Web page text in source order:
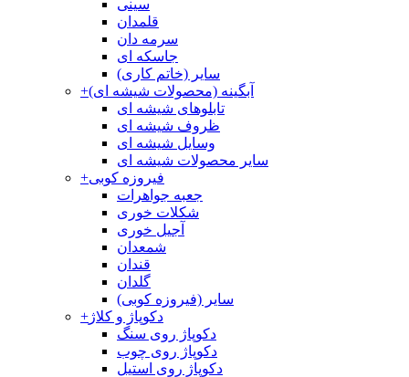
سینی
قلمدان
سرمه دان
جاسکه ای
سایر (خاتم کاری)
+آبگینه (محصولات شیشه ای)
تابلوهای شیشه ای
ظروف شیشه ای
وسایل شیشه ای
سایر محصولات شیشه ای
+فیروزه کوبی
جعبه جواهرات
شکلات خوری
آجیل خوری
شمعدان
قندان
گلدان
سایر (فیروزه کوبی)
+دکوپاژ و کلاژ
دکوپاژ روی سنگ
دکوپاژ روی چوب
دکوپاژ روی استیل